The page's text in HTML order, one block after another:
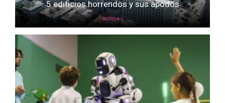
5 edificios horrendos y sus apodos
NOTICIAS